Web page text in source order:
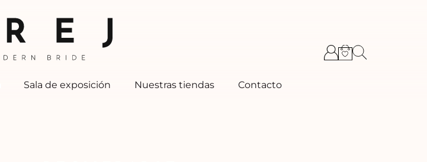
Sala de exposición Nuestras tiendas Contacto